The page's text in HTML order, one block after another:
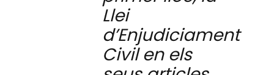
Llei
d’Enjudiciament
Civil en els